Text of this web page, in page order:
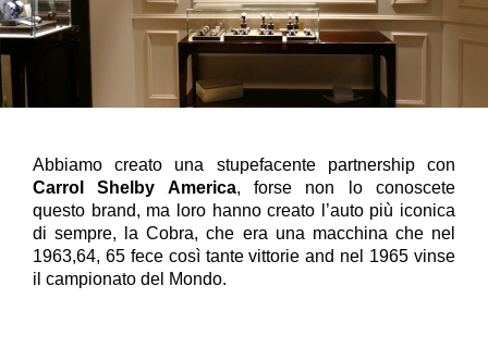
Abbiamo creato una stupefacente partnership con
Carrol Shelby America, forse non lo conoscete
questo brand, ma loro hanno creato l’auto più iconica
di sempre, la Cobra, che era una macchina che nel
1963,64, 65 fece così tante vittorie and nel 1965 vinse
il campionato del Mondo.